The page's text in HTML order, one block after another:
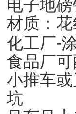
电子地
材质：
化工厂-
食品厂
小推车
坑